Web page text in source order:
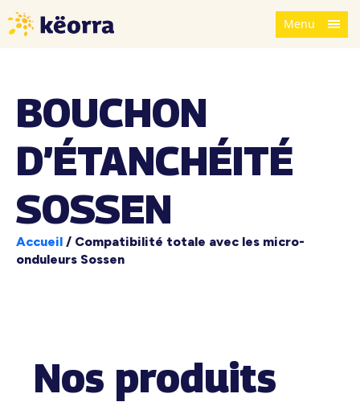
Menu
BOUCHON
D’ÉTANCHÉITÉ
SOSSEN
Accueil / Compatibilité totale avec les micro-
onduleurs Sossen
Nos produits